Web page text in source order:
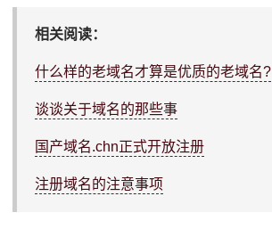
相关阅读：
什么样的老域名才算是优质的老域名?
谈谈关于域名的那些事
国产域名.chn正式开放注册
注册域名的注意事项